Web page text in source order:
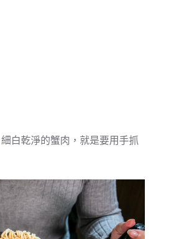
白乾淨的蟹肉，就是要用手抓